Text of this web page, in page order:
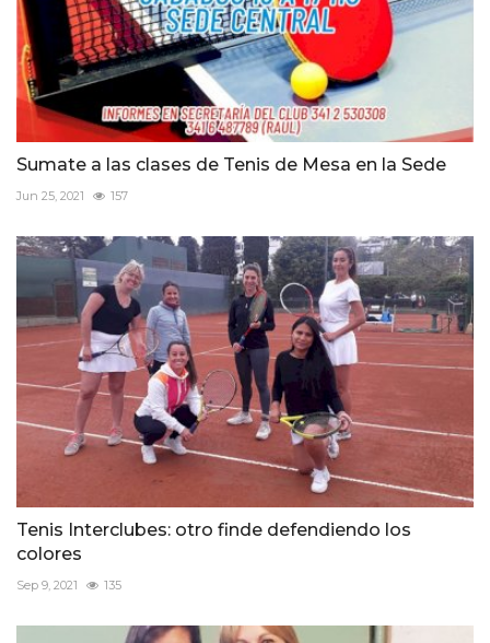
Sumate a las clases de Tenis de Mesa en la Sede
Jun 25, 2021 157
Tenis Interclubes: otro finde defendiendo los
colores
Sep 9, 2021 135